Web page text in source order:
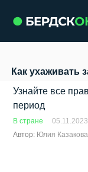
Как ухаживать
Узнайте все
период
В стране
Автор: Юлия